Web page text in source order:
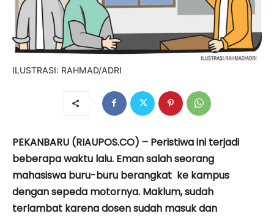
ILUSTRASI: RAHMAD/ADRI
PEKANBARU (RIAUPOS.CO) – Peristiwa ini terjadi
beberapa waktu lalu. Eman salah seorang
mahasiswa buru-buru berangkat ke kampus
dengan sepeda motornya. Maklum, sudah
terlambat karena dosen sudah masuk dan